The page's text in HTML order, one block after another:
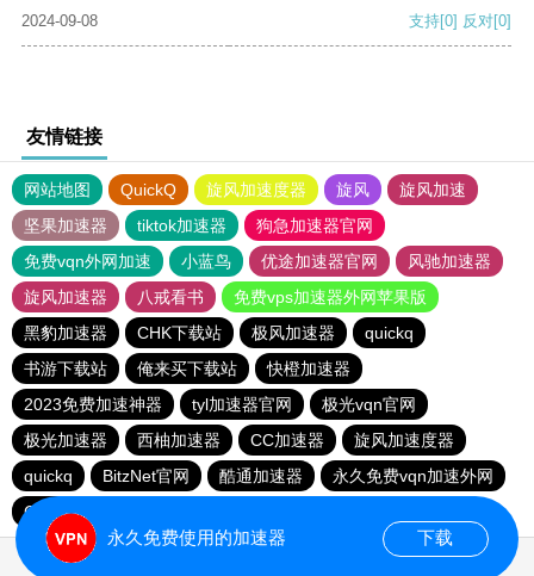
2024-09-08
支持[0] 反对[0]
友情链接
网站地图 QuickQ 旋风加速度器 旋风
旋风加速
坚果加速器
tiktok加速器
狗急加速器官网
免费vqn外网加速
小蓝鸟 优途加速器官网
风驰加速器
旋风加速器
八戒看书
免费vps加速器外网苹果版
黑豹加速器
CHK下载站 极风加速器
quickq
书游下载站
俺来买下载站
快橙加速器
2023免费加速神器
tyl加速器官网
极光vqn官网
极光加速器
西柚加速器 CC加速器
旋风加速度器
quickq
BitzNet官网 酷通加速器
永久免费vqn加速外网
CHK下载站
永久免费使用的加速器 下载